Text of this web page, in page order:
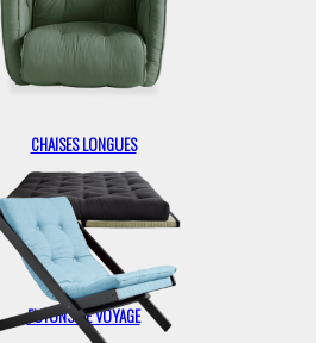
FUTONS + TATAMIS
FUTONS DE VOYAGE
CHAISES LONGUES